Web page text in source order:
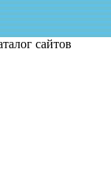
сайтов